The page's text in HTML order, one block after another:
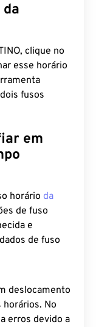
clique no
esse horário
fusos
em
horário da
de fuso
e
de fuso
deslocamento
No
erros devido a